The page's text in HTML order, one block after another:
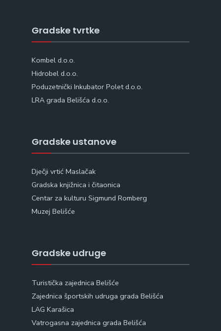
Gradske tvrtke
Kombel d.o.o.
Hidrobel d.o.o.
Poduzetnički Inkubator Polet d.o.o.
LRA grada Belišća d.o.o.
Gradske ustanove
Dječji vrtić Maslačak
Gradska knjižnica i čitaonica
Centar za kulturu Sigmund Romberg
Muzej Belišće
Gradske udruge
Turistička zajednica Belišće
Zajednica športskih udruga grada Belišća
LAG Karašica
Vatrogasna zajednica grada Belišća